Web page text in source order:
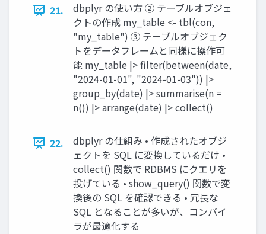
21.
dbplyr の使い方 ② テーブルオブジェ
クトの作成 my_table <- tbl(con,
"my_table") ③ テーブルオブジェク
トをデータフレームと同様に操作可
能 my_table |> filter(between(date,
"2024-01-01", "2024-01-03")) |>
group_by(date) |> summarise(n =
n()) |> arrange(date) |> collect()
22.
dbplyr の仕組み • 作成されたオブジ
ェクトを SQL に変換しているだけ •
collect() 関数で RDBMS にクエリを
投げている • show_query() 関数で変
換後の SQL を確認できる • 冗長な
SQL となることが多いが、コンパイ
ラが最適化する